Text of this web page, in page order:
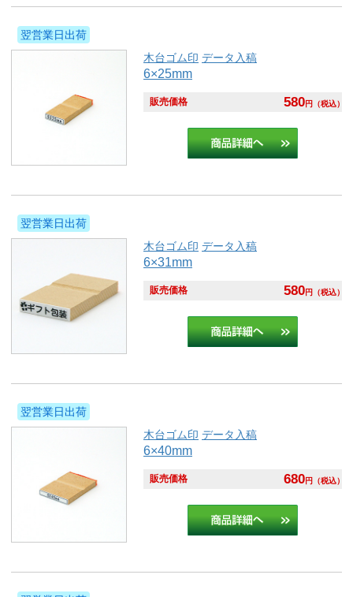
翌営業日出荷
木台ゴム印 データ入稿
6×25mm
販売価格 580円 （税込）
翌営業日出荷
木台ゴム印 データ入稿
6×31mm
販売価格 580円 （税込）
翌営業日出荷
木台ゴム印 データ入稿
6×40mm
販売価格 680円 （税込）